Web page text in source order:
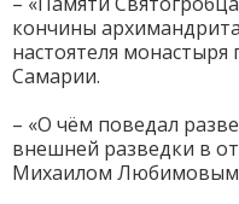
кончины
настоятеля
Самарии.
– «О чём поведал
внешней разведки в
Михаилом